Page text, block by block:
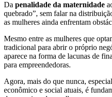
Da penalidade da maternidade
quebrado”, sem falar na
as mulheres ainda enfrentam
Mesmo entre as mulheres que
tradicional para abrir o próprio
aparece na forma de lacunas de
para empreendedoras.
Agora, mais do que nunca,
econômico e social atuais, é